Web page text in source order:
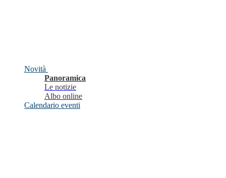
Novità
Panoramica
Le notizie
Albo online
Calendario eventi